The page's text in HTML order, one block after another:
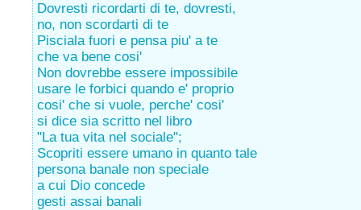
Dovresti ricordarti di te, dovresti,
no, non scordarti di te
Pisciala fuori e pensa piu' a te
che va bene cosi'
Non dovrebbe essere impossibile
usare le forbici quando e' proprio
cosi' che si vuole, perche' cosi'
si dice sia scritto nel libro
"La tua vita nel sociale";
Scopriti essere umano in quanto tale
persona banale non speciale
a cui Dio concede
gesti assai banali